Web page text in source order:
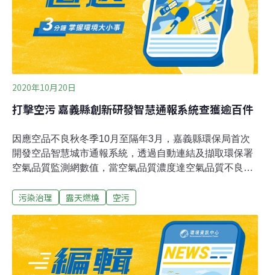
2020年10月20日
打擊空污 嘉義縣創新研發智慧通報系統查獲逾百件
因應空品不良秋冬季10月至隔年3月，嘉義縣環保局首次
開發空品智慧城市通報系統，透過自動連結及擷取環保署
空氣品質監測網數值，當空氣品質濃度達空氣品質不良等
群組，發送電子郵件，啟動縣內各項空污防護（制）措
128件。當空氣品質指標達對敏感族群不健康等級（AQI >
100）以上，空品智慧城市通報系統能即時通知教育處、
社會局、衛生局及鄉鎮市公所等單位，通報各級學校、老
人機構、身心障礙機構等加強防護管理，並透過LED跑馬
污染治理 露天燃燒 空污